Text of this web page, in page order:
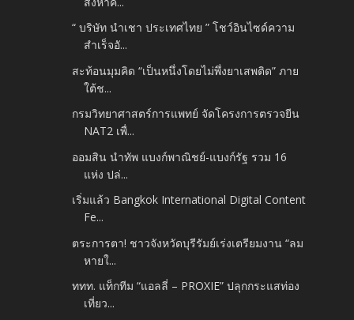
“ บริษัท นำเชา ประเทศไทย ” โชว์อินไซด์ความ
สำเร็จอั...
สะท้อนมุมคิด “เป็นหนึ่งโดยไม่พึ่งยาเสพติด” ภาย
ใต้ช...
กรมวิทยาศาสตร์การแพทย์ จัดโครงการตรวจยีน
NAT2 เพื่...
ออมสิน นำทัพ แบงก์พาณิชย์-แบงก์รัฐ รวม 16
แห่ง ปล่...
เริ่มแล้ว Bangkok International Digital Content
Fe...
ตระการตา! ชาวจังหวัดบุรีรัมย์เร่งเตรียมงาน “ลม
หายใ...
ททท. แท็กทีม “แอลลี่ – PROXIE” ปลุกกระแสท่อง
เที่ยว...